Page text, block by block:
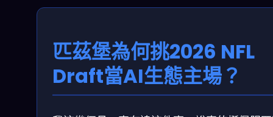
匹茲堡為何挑2026 NFL
Draft當AI生態主場？